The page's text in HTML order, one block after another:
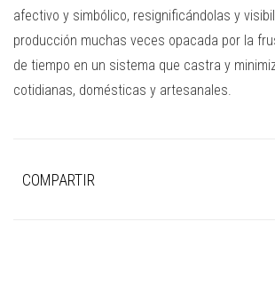
afectivo y simbólico, resignificándolas y
producción muchas veces opacada por la
de tiempo en un sistema que castra y
cotidianas, domésticas y artesanales.
COMPARTIR